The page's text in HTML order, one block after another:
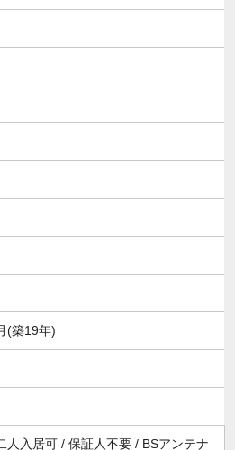
(築19年)
人入居可 / 保証人不要 / BSアンテナ